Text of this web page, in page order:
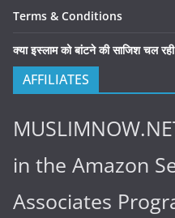
Terms & Conditions
क्या इस्लाम को बांटने की साजिश चल
AFFILIATES
in the Amazon
Associates